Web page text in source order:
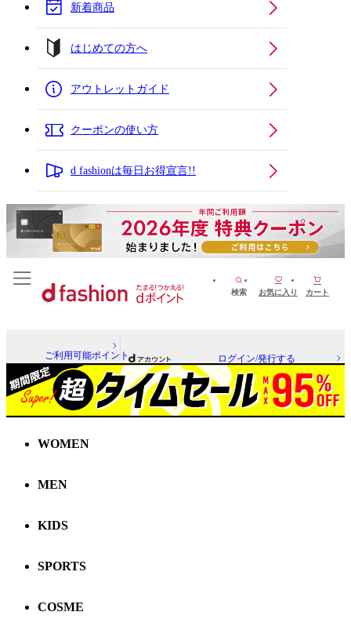
新着商品
はじめての方へ
アウトレットガイド
クーポンの使い方
d fashionは毎日お得宣言!!
検索 お気に入り カート
ご利用可能ポイント ログイン/発行する
WOMEN
MEN
KIDS
SPORTS
COSME